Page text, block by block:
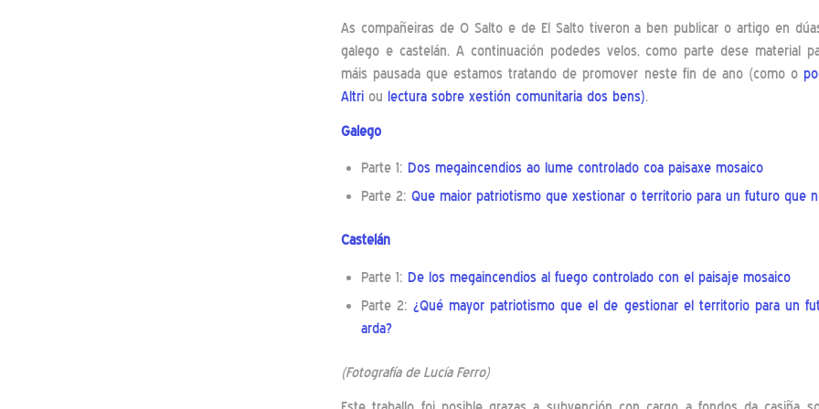
As compañeiras de O Salto e de El Salto tiveron a ben publicar o artigo en
galego e castelán. A continuación podedes velos, como parte dese material
máis pausada que estamos tratando de promover neste fin de ano (como o
Altri ou lectura sobre xestión comunitaria dos bens).
Galego
Parte 1: Dos megaincendios ao lume controlado coa paisaxe mosaico
Parte 2: Que maior patriotismo que xestionar o territorio para un futuro que
Castelán
Parte 1: De los megaincendios al fuego controlado con el paisaje mosaico
Parte 2:¿Qué mayor patriotismo que el de gestionar el territorio para un
arda?
(Fotografía de Lucía Ferro)